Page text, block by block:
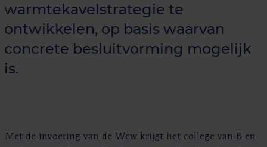
warmtekavelstrategie te
ontwikkelen, op basis waarvan
concrete besluitvorming mogelijk
is.
Met de invoering van de Wcw krijgt het college van B en